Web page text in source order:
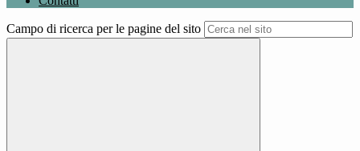
Campo di ricerca per le pagine del sito